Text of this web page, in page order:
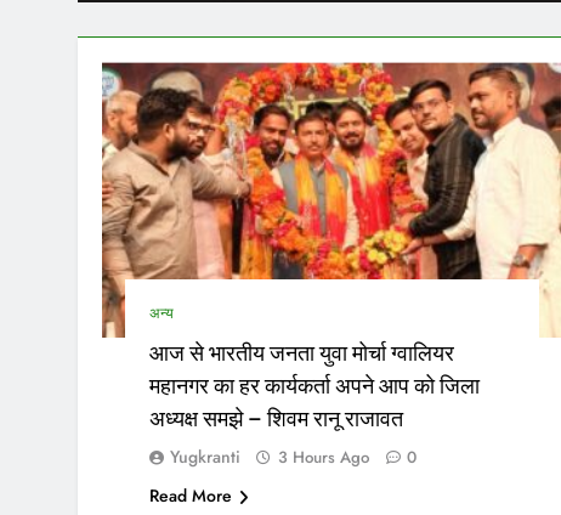
अन्य
आज से भारतीय जनता युवा मोर्चा ग्वालियर
महानगर का हर कार्यकर्ता अपने आप को जिला
अध्यक्ष समझे – शिवम रानू राजावत
Yugkranti 3 Hours Ago 0
Read More